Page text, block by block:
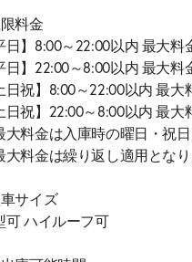
料金
日】8:00～22:00以内 最大料
日】22:00～8:00以内 最大料
日祝】8:00～22:00以内 最大
日祝】22:00～8:00以内 最大
料金は入庫時の曜日・祝日
料金は繰り返し適用となり
サイズ
可 ハイルーフ可